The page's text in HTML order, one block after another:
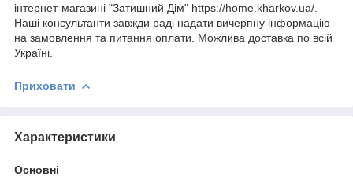
інтернет-магазині "Затишний Дім" https://home.kharkov.ua/.
Наші консультанти завжди раді надати вичерпну інформацію
на замовлення та питання оплати. Можлива доставка по всій
Україні.
Приховати
Характеристики
Основні